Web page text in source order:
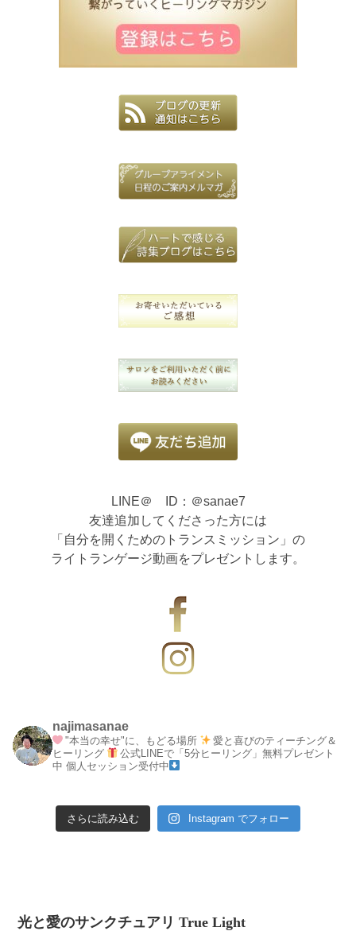
LINE＠ ID：＠sanae7
友達追加してくださった方には
「自分を開くためのトランスミッション」の
ライトランゲージ動画をプレゼントします。
najimasanae
"本当の幸せ"に、もどる場所
愛と喜びのティーチング＆
ヒーリング
公式LINEで「5分ヒーリング」無料プレゼント
中 個人セッション受付中
さらに読み込む Instagram でフォロー
光と愛のサンクチュアリ True Light